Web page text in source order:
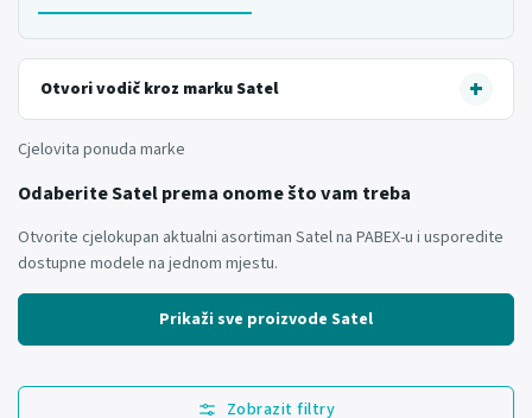
Otvori vodič kroz marku Satel
Cjelovita ponuda marke
Odaberite Satel prema onome što vam treba
Otvorite cjelokupan aktualni asortiman Satel na PABEX-u i usporedite
dostupne modele na jednom mjestu.
Prikaži sve proizvode Satel